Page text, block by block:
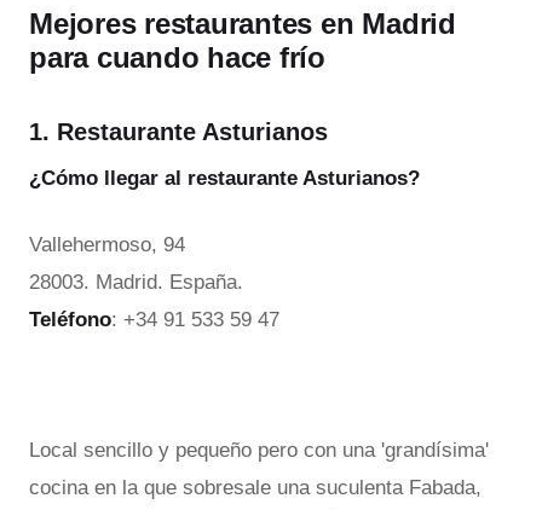
Mejores restaurantes en Madrid
para cuando hace frío
1. Restaurante Asturianos
¿Cómo llegar al restaurante Asturianos?
Vallehermoso, 94
28003. Madrid. España.
Teléfono: +34 91 533 59 47
Local sencillo y pequeño pero con una 'grandísima'
cocina en la que sobresale una suculenta Fabada,